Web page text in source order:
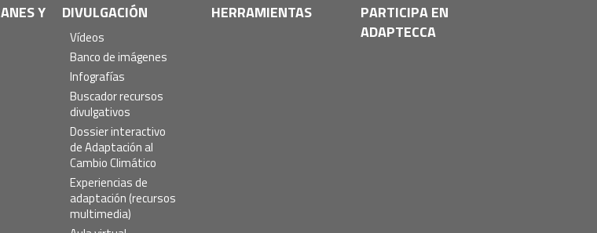
Y
DIVULGACIÓN
Vídeos
Banco de imágenes
Infografías
Buscador recursos
divulgativos
Dossier interactivo
de Adaptación al
Cambio Climático
Experiencias de
adaptación (recursos
multimedia)
HERRAMIENTAS
PARTICIPA EN
ADAPTECCA